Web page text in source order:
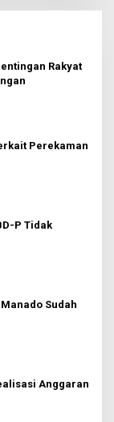
Rakyat
Perekaman
P Tidak
Sudah
Anggaran